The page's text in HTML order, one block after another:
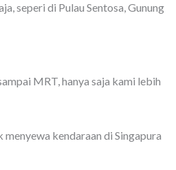
seperi di Pulau Sentosa, Gunung
MRT, hanya saja kami lebih
kendaraan di Singapura